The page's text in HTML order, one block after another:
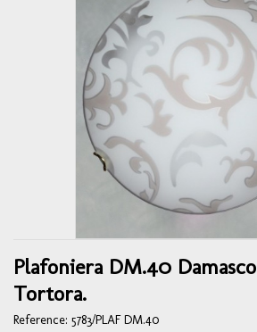
Plafoniera DM.40 Damasco
Tortora.
Reference: 5783/PLAF DM.40